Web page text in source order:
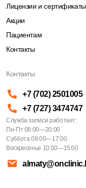
Лицензии и сертификаты
Акции
Пациентам
Контакты
Контакты
+7 (702) 2501005
+7 (727) 3474747
Служба записи работает:
Пн-Пт 08:00—20:00
Суббота 08:00—17:00
Воскресенье 10:00—15:00